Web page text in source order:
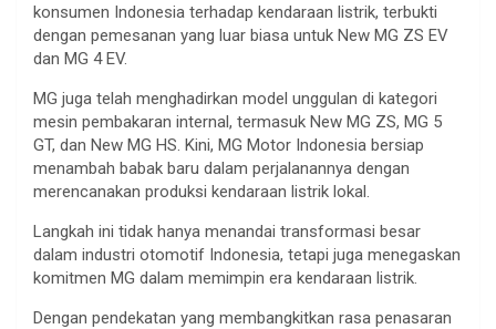
konsumen Indonesia terhadap kendaraan listrik, terbukti
dengan pemesanan yang luar biasa untuk New MG ZS EV
dan MG 4 EV.
MG juga telah menghadirkan model unggulan di kategori
mesin pembakaran internal, termasuk New MG ZS, MG 5
GT, dan New MG HS. Kini, MG Motor Indonesia bersiap
menambah babak baru dalam perjalanannya dengan
merencanakan produksi kendaraan listrik lokal.
Langkah ini tidak hanya menandai transformasi besar
dalam industri otomotif Indonesia, tetapi juga menegaskan
komitmen MG dalam memimpin era kendaraan listrik.
Dengan pendekatan yang membangkitkan rasa penasaran